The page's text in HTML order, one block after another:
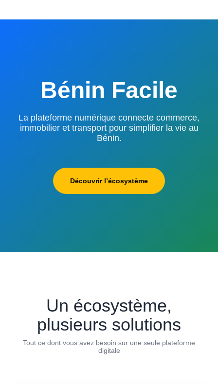
Bénin Facile
La plateforme numérique connecte commerce,
immobilier et transport pour simplifier la vie au
Bénin.
Découvrir l’écosystème
Un écosystème,
plusieurs solutions
Tout ce dont vous avez besoin sur une seule plateforme
digitale